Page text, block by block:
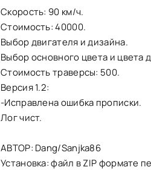
Скорость: 90 км/ч.
Стоимость: 40000.
Выбор двигателя и дизайна.
Выбор основного цвета и цвета
Стоимость траверсы: 500.
Версия 1.2:
-Исправлена ошибка прописки.
Лог чист.
АВТОР: Dang/Sanjka86
Установка: файл в ZIP формате